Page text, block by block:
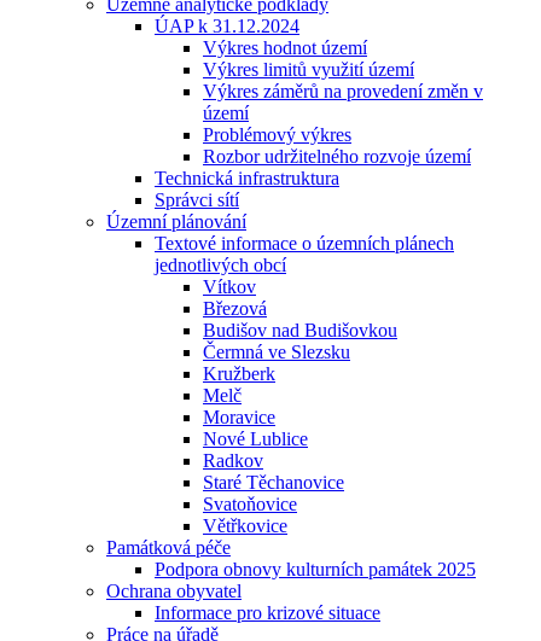
Územně analytické podklady
ÚAP k 31.12.2024
Výkres hodnot území
Výkres limitů využití území
Výkres záměrů na provedení změn v
území
Problémový výkres
Rozbor udržitelného rozvoje území
Technická infrastruktura
Správci sítí
Územní plánování
Textové informace o územních plánech
jednotlivých obcí
Vítkov
Březová
Budišov nad Budišovkou
Čermná ve Slezsku
Kružberk
Melč
Moravice
Nové Lublice
Radkov
Staré Těchanovice
Svatoňovice
Větřkovice
Památková péče
Podpora obnovy kulturních památek 2025
Ochrana obyvatel
Informace pro krizové situace
Práce na úřadě